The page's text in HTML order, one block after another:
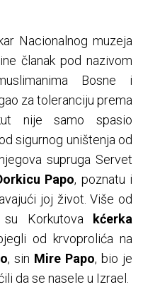
Nacionalnog muzeja
članak pod nazivom
Bosne i
za toleranciju prema
nije samo spasio
sigurnog uništenja od
supruga Servet
Papo, poznatu i
joj život. Više od
Korkutova
kćerka
od krvoprolića na
, sin Mire Papo, bio je
da se nasele u Izrael.